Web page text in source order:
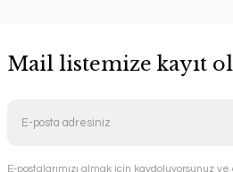
Mail listemize kayıt
E-postalarımızı almak için kaydoluyorsunuz